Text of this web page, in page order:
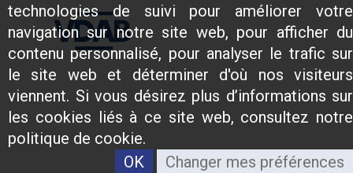
technologies de suivi pour améliorer votre
navigation sur notre site web, pour afficher du
contenu personnalisé, pour analyser le trafic sur
le site web et déterminer d'où nos visiteurs
viennent. Si vous désirez plus d’informations sur
les cookies liés à ce site web, consultez notre
politique de cookie.
OK
Changer mes préférences